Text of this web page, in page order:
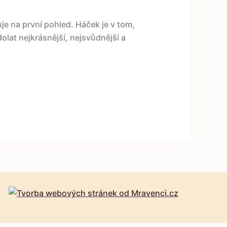
na první pohled. Háček je v tom,
nejkrásnější, nejsvůdnější a